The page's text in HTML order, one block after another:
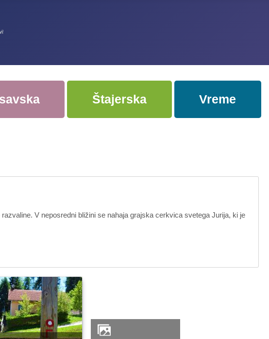
Štajerska Vreme
V neposredni bližini se nahaja grajska cerkvica svetega Jurija, ki je